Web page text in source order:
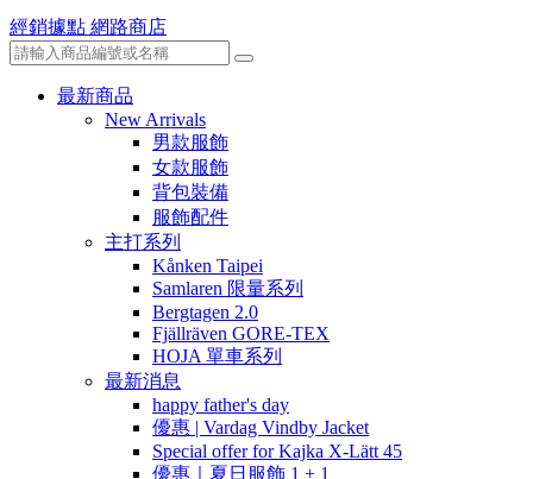
經銷據點 網路商店
最新商品
New Arrivals
男款服飾
女款服飾
背包裝備
服飾配件
主打系列
Kånken Taipei
Samlaren 限量系列
Bergtagen 2.0
Fjällräven GORE-TEX
HOJA 單車系列
最新消息
happy father's day
優惠 | Vardag Vindby Jacket
Special offer for Kajka X-Lätt 45
優惠｜夏日服飾 1 + 1